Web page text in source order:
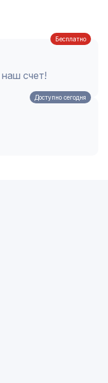
Бесплатно
счет!
Доступно сегодня